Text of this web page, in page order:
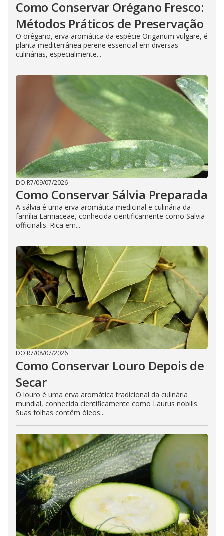
Como Conservar Orégano Fresco:
Métodos Práticos de Preservação
O orégano, erva aromática da espécie Origanum vulgare, é
planta mediterrânea perene essencial em diversas
culinárias, especialmente...
DO R7/09/07/2026
Como Conservar Sálvia Preparada
A sálvia é uma erva aromática medicinal e culinária da
família Lamiaceae, conhecida cientificamente como Salvia
officinalis. Rica em...
DO R7/08/07/2026
Como Conservar Louro Depois de
Secar
O louro é uma erva aromática tradicional da culinária
mundial, conhecida cientificamente como Laurus nobilis.
Suas folhas contêm óleos...